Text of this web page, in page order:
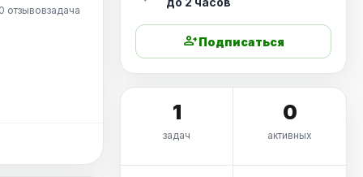
0 отзывовзадача
person_addПодписаться
1
задач
0
активных